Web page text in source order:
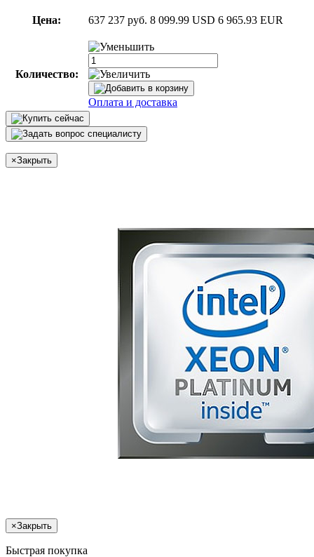
Цена: 637 237 руб. 8 099.99 USD 6 965.93 EUR
Количество:
Оплата и доставка
×Закрыть
×Закрыть
Быстрая покупка